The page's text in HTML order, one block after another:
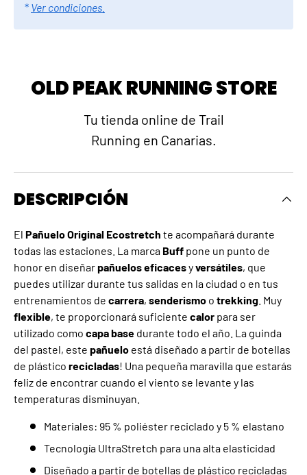
* Ver condiciones.
OLD PEAK RUNNING STORE
Tu tienda online de Trail
Running en Canarias.
DESCRIPCIÓN
El Pañuelo Original Ecostretch te acompañará durante
todas las estaciones. La marca Buff pone un punto de
honor en diseñarpañueloseficacesyversátiles, que
puedes utilizar durante tus salidas en la ciudad o en tus
entrenamientos de carrera, senderismo o trekking . Muy
flexible, te proporcionará suficiente calor para ser
utilizado como capa base durante todo el año. La guinda
del pastel, este pañuelo está diseñado a partir de botellas
de plástico recicladas! Una pequeña maravilla que estarás
feliz de encontrar cuando el viento se levante y las
temperaturas disminuyan.
Materiales: 95 % poliéster reciclado y 5 % elastano
Tecnología UltraStretch para una alta elasticidad
Diseñado a partir de botellas de plástico recicladas